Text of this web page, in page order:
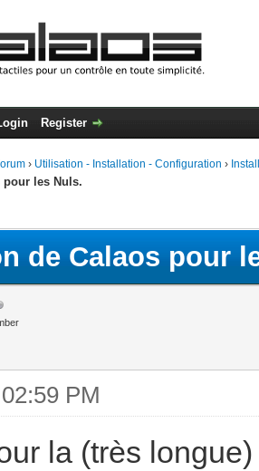
Register
› Utilisation - Installation - Configuration ›
pour les Nuls.
de Calaos pour
PM
la (très